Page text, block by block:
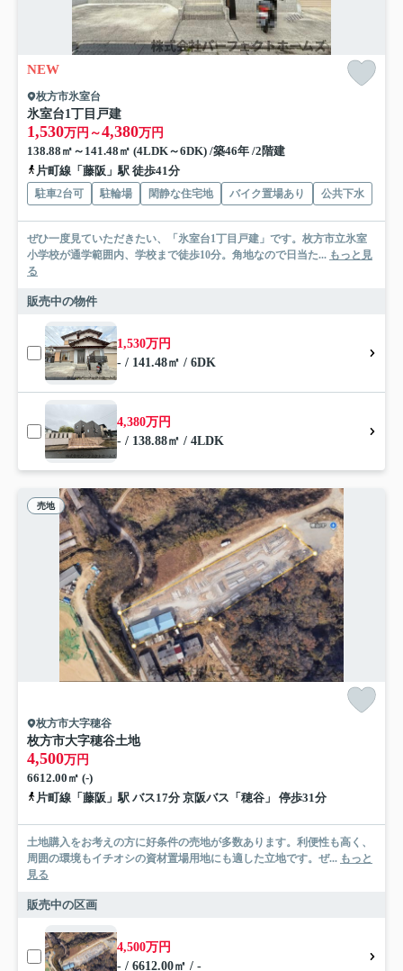
NEW
枚方市氷室台
氷室台1丁目戸建
1,530万円～4,380万円
138.88㎡～141.48㎡ (4LDK～6DK) /築46年 /2階建
片町線「藤阪」駅 徒歩41分
駐車2台可 駐輪場 閑静な住宅地 バイク置場あり 公共下水
ぜひ一度見ていただきたい、「氷室台1丁目戸建」です。枚方市立氷室
小学校が通学範囲内、学校まで徒歩10分。角地なので日当た... もっと見
る
販売中の物件
1,530万円
- / 141.48㎡ / 6DK
4,380万円
- / 138.88㎡ / 4LDK
売地
枚方市大字穂谷
枚方市大字穂谷土地
4,500万円
6612.00㎡ (-)
片町線「藤阪」駅 バス17分 京阪バス「穂谷」 停歩31分
土地購入をお考えの方に好条件の売地が多数あります。利便性も高く、
周囲の環境もイチオシの資材置場用地にも適した立地です。ぜ... もっと
見る
販売中の区画
4,500万円
- / 6612.00㎡ / -